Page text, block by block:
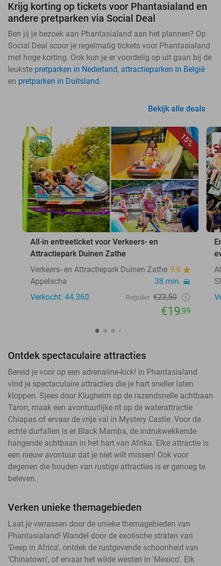
Krijg korting op tickets voor Phantasialand en
andere pretparken via Social Deal
Ben jij je bezoek aan Phantasialand aan het plannen? Op
Social Deal scoor je regelmatig tickets voor Phantasialand
met hoge korting. Ook kun je er voordelig op uit gaan bij de
leukste pretparken in Nederland, attractieparken in België
en pretparken in Duitsland.
Bekijk alle deals
15%
All-in entreeticket voor Verkeers- en
Attractiepark Duinen Zathe
Verkeers- en Attractiepark Duinen Zathe 9.8
Appelscha
38 min.
Verkocht: 44.360
Regulier €23,50
€19,99
Ontdek spectaculaire attracties
Bereid je voor op een adrenaline-kick! In Phantasialand
vind je spectaculaire attracties die je hart sneller laten
kloppen. Sjees door Klugheim op de razendsnelle achtbaan
Taron, maak een avontuurlijke rit op de waterattractie
Chiapas of ervaar de vrije val in Mystery Castle. Voor de
echte durfallen is er Black Mamba, de indrukwekkende
hangende achtbaan in het hart van Afrika. Elke attractie is
een nieuw avontuur dat je niet wilt missen! Ook voor
degenen die houden van rustige attracties is er genoeg te
beleven.
Verken unieke themagebieden
Laat je verrassen door de unieke themagebieden van
Phantasialand! Wandel door de exotische straten van
'Deep in Africa', ontdek de rustgevende schoonheid van
'Chinatown', of ervaar het wilde westen in 'Mexico'. Elk